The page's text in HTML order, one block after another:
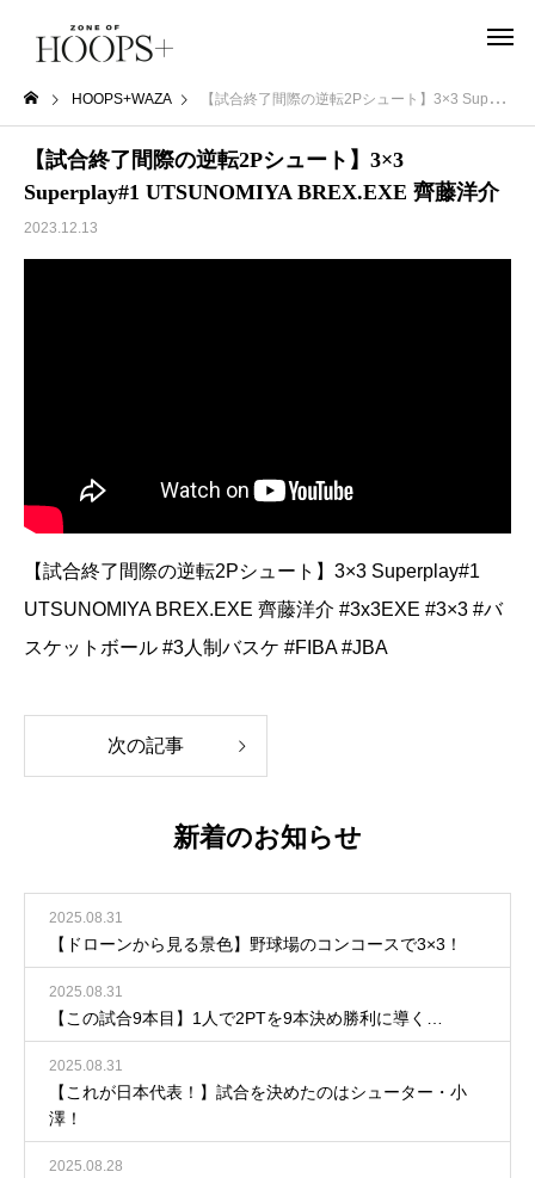
HOOPS+WAZA 【試合終了間際の逆転2Pシュート】3×3 Superplay#1 UTSUNOMIYA BREX.EXE 齊藤洋介
【試合終了間際の逆転2Pシュート】3×3
Superplay#1 UTSUNOMIYA BREX.EXE 齊藤洋介
2023.12.13
【試合終了間際の逆転2Pシュート】3×3 Superplay#1
UTSUNOMIYA BREX.EXE 齊藤洋介 #3x3EXE #3×3 #バ
スケットボール #3人制バスケ #FIBA #JBA
次の記事
新着のお知らせ
2025.08.31
【ドローンから見る景色】野球場のコンコースで3×3！
2025.08.31
【この試合9本目】1人で2PTを9本決め勝利に導く…
2025.08.31
【これが日本代表！】試合を決めたのはシューター・小
澤！
2025.08.28